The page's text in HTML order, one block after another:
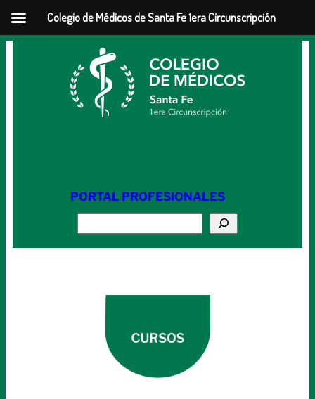
PORTAL PROFESIONALES
Colegio de Médicos de Santa Fe 1era Circunscripción